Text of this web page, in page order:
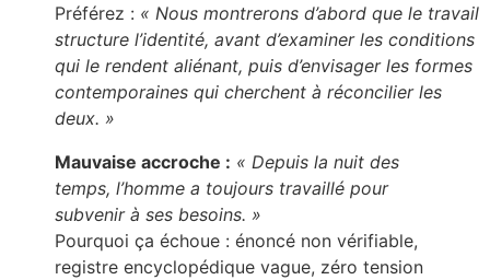
Préférez : « Nous montrerons d’abord que le travail
structure l’identité, avant d’examiner les conditions
qui le rendent aliénant, puis d’envisager les formes
contemporaines qui cherchent à réconcilier les
deux. »
Mauvaise accroche : « Depuis la nuit des
temps, l’homme a toujours travaillé pour
subvenir à ses besoins. »
Pourquoi ça échoue : énoncé non vérifiable,
registre encyclopédique vague, zéro tension